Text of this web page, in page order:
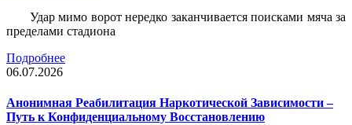
Удар мимо ворот нередко заканчивается поисками мяча за
пределами стадиона
Подробнее
06.07.2026
Анонимная Реабилитация Наркотической Зависимости –
Путь к Конфиденциальному Восстановлению